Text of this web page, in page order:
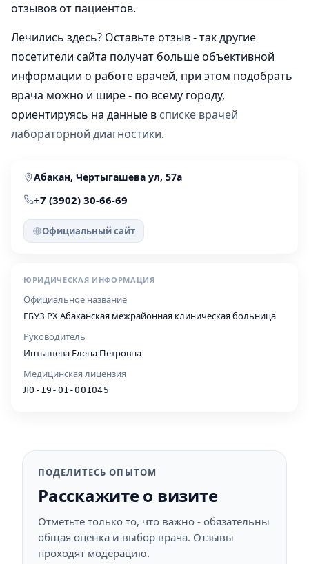
отзывов от пациентов.
Лечились здесь? Оставьте отзыв - так другие
посетители сайта получат больше объективной
информации о работе врачей, при этом подобрать
врача можно и шире - по всему городу,
ориентируясь на данные в списке врачей
лабораторной диагностики.
Абакан, Чертыгашева ул, 57а
+7 (3902) 30-66-69
Официальный сайт
ЮРИДИЧЕСКАЯ ИНФОРМАЦИЯ
Официальное название
ГБУЗ РХ Абаканская межрайонная клиническая больница
Руководитель
Иптышева Елена Петровна
Медицинская лицензия
ЛО-19-01-001045
ПОДЕЛИТЕСЬ ОПЫТОМ
Расскажите о визите
Отметьте только то, что важно - обязательны
общая оценка и выбор врача. Отзывы
проходят модерацию.